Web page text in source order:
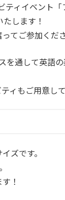
ティイベント
します！
てご参加くだ
を通して英語
ィもご用意して
ズです。
！